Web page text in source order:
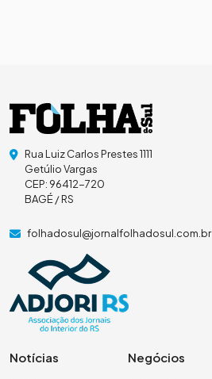
Rua Luiz Carlos Prestes 1111
Getúlio Vargas
CEP: 96412-720
BAGÉ / RS
folhadosul@jornalfolhadosul.com.br
Notícias Negócios